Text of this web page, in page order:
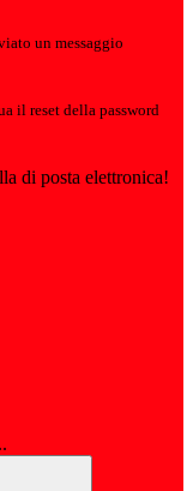
un messaggio
il reset della password
di posta elettronica!